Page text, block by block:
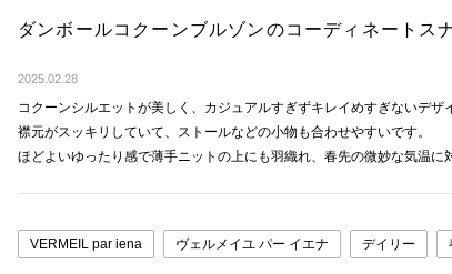
Next
ダンボールコクーンブルゾンのコーディネートス
2025.02.28
コクーンシルエットが美しく、カジュアルすぎずキレイめすぎないデザ
襟元がスッキリしていて、ストールなどの小物も合わせやすいです。
ほどよいゆったり感で薄手ニットの上にも羽織れ、春先の微妙な気温に
VERMEIL par iena ヴェルメイユ パー イエナ デイリー